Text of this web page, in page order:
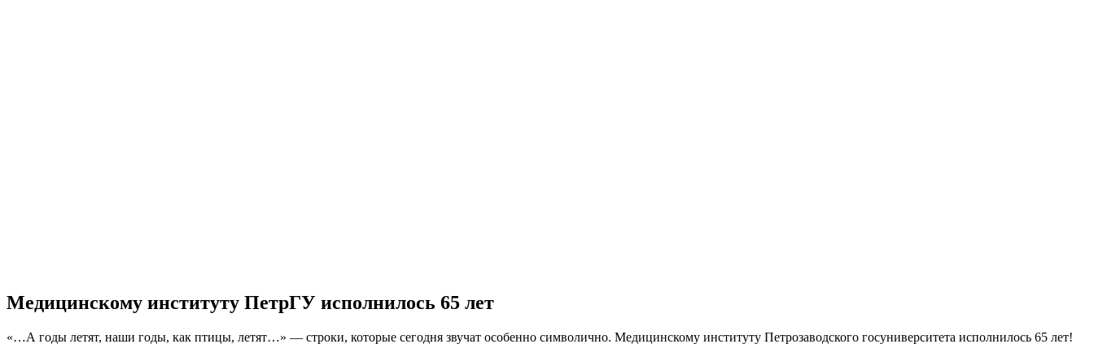
Медицинскому институту ПетрГУ исполнилось 65 лет
«…А годы летят, наши годы, как птицы, летят…» — строки, которые сегодня звучат особенно символично. Медицинскому институту Петрозаводского госуниверситета исполнилось 65 лет!